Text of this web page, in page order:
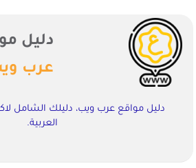
دليل
عرب
دليل مواقع عرب ويب، دليلك الشامل
العربية.